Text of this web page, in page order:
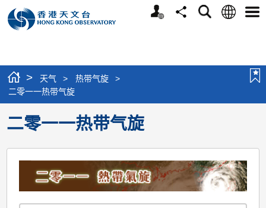
个
分
搜
语
选
> 天气 > 热带气旋
>
二零一一热带气旋
二零一一热带气旋